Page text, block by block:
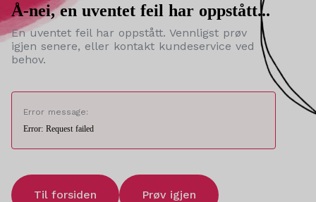
Å-nei, en uventet feil har oppstått...
En uventet feil har oppstått. Vennligst prøv
igjen senere, eller kontakt kundeservice ved
behov.
Error message:
Error: Request failed
Til forsiden Prøv igjen